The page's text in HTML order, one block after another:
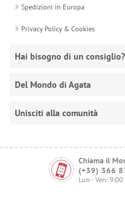
Spedizioni in Europa
Privacy Policy & Cookies
Hai bisogno di un consiglio?
Del Mondo di Agata
Unisciti alla comunità
Chiama il
(+39) 366
Lun - Ven: